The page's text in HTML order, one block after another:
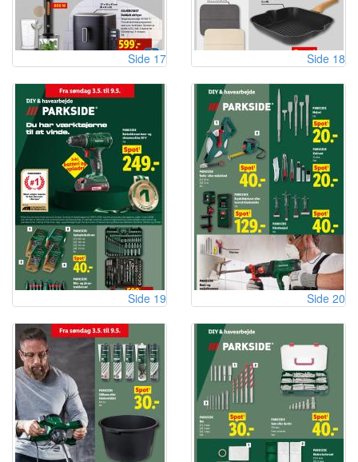
Side 17 Side 18
Side 19 Side 20